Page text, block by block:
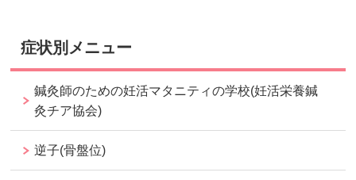
症状別メニュー
鍼灸師のための妊活マタニティの学校(妊活栄養鍼
灸チア協会)
逆子(骨盤位)